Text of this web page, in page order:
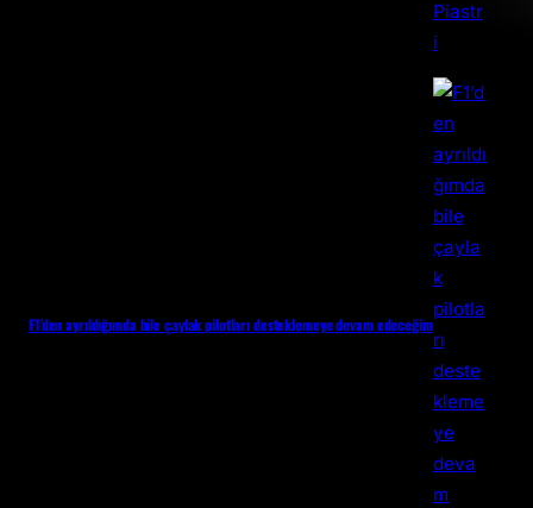
F1’den ayrıldığımda bile çaylak pilotları desteklemeye devam edeceğim